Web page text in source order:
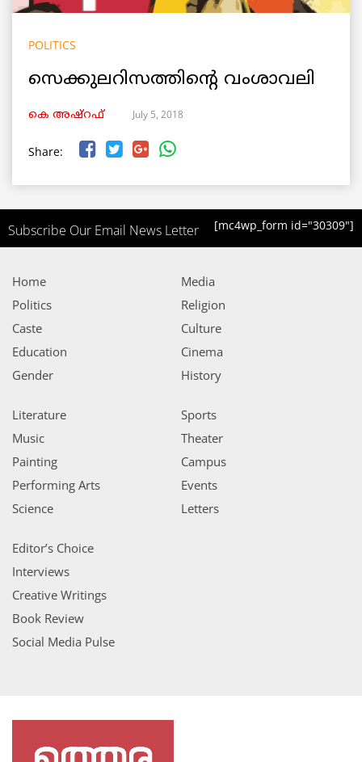
POLITICS
സെക്കുലറിസത്തിന്റെ വംശാവലി
കെ അഷ്‌റഫ് July 5, 2018
Share:
Subscribe Our Email News Letter [mc4wp_form id="30309"]
Home
Politics
Caste
Education
Gender
Media
Religion
Culture
Cinema
History
Literature
Music
Painting
Performing Arts
Science
Sports
Theater
Campus
Events
Letters
Editor’s Choice
Interviews
Creative Writings
Book Review
Social Media Pulse